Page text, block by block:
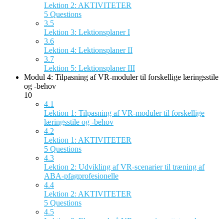
Lektion 2: AKTIVITETER
5 Questions
3.5
Lektion 3: Lektionsplaner I
3.6
Lektion 4: Lektionsplaner II
3.7
Lektion 5: Lektionsplaner III
Modul 4: Tilpasning af VR-moduler til forskellige læringsstile
og -behov
10
4.1
Lektion 1: Tilpasning af VR-moduler til forskellige
læringsstile og -behov
4.2
Lektion 1: AKTIVITETER
5 Questions
4.3
Lektion 2: Udvikling af VR-scenarier til træning af
ABA-pfagprofesionelle
4.4
Lektion 2: AKTIVITETER
5 Questions
4.5